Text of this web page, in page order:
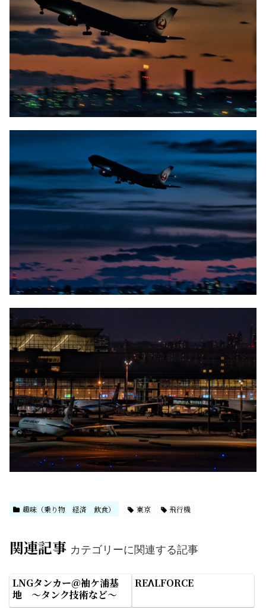
趣味（乗り物 経済 飲食） 東京 飛行機
関連記事 カテゴリーに関連する記事
LNGタンカー＠袖ケ浦基
地 ～タンク技術など～
REΛLFORCE